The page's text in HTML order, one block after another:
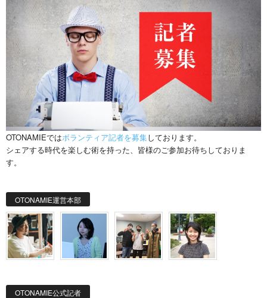
OTONAMIEではボランティア記者を募集しております。
シェアする時代を楽しむ術を持った、皆様のご参加お待ちしておりま
す。
OTONAMIE運営本部
OTONAMIE公式記者